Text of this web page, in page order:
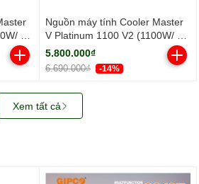
80
Nguồn máy tính Cooler Master
V Platinum 1100 V2 (1100W/ 80
Plus Platinum/ Full-Modular/
ATX/ Đen)
5.800.000₫
6.690.000₫ -14%
Xem tất cả